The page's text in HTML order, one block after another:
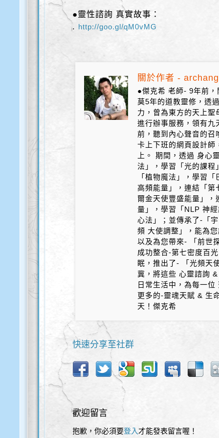
●靈性諮詢 真實故事：
. http://goo.gl/qM0vMG
關於作者 -
●傑克希 老師- 9年前
莫5年的道教靈修，透
力，曾為東方的天上
進行辦事服務，領有
前，聽到內心聲音的召
卡上下班的網頁設計師
上。 期間，透過 身心
法」，學習「光的課程
「植物魔法」，學習
高頻能量」，連結「第
爾金天使豐盛能量」，
量」，學習「NLP 神
心法」；並傳承了-「
頻 大使調整」，能為
以及為您帶來- 「前世
成功整合-第七密度百
眠，推出了- 「光頻天
冀，將這些 心靈諮詢
日常生活中，為每一
更多的-靈魂天賦 & 生
天！傑克希
快速分享至社群
歡迎留言
抱歉，你必須要登入 才能發表留言喔！